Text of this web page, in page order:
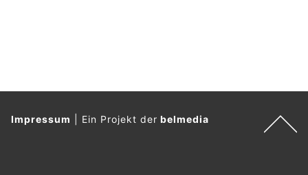
Impressum Ein Projekt derbelmedia